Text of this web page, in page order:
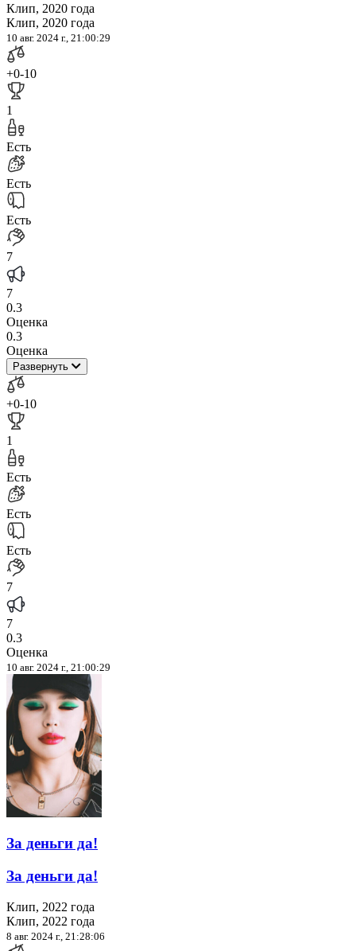
Клип, 2020 года
Клип, 2020 года
10 авг. 2024 г., 21:00:29
+0-10
1
Есть
Есть
Есть
7
7
0.3
Оценка
0.3
Оценка
Развернуть
+0-10
1
Есть
Есть
Есть
7
7
0.3
Оценка
10 авг. 2024 г., 21:00:29
За деньги да!
За деньги да!
Клип, 2022 года
Клип, 2022 года
8 авг. 2024 г., 21:28:06